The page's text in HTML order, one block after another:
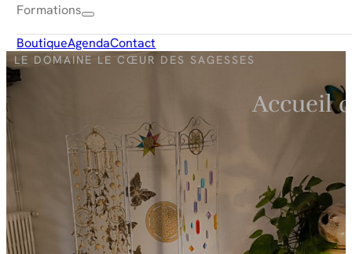
Formations
BoutiqueAgendaContact
LE DOMAINE LE CŒUR DES SAGESSES
Accueil